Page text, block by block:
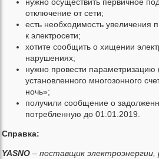
нужно осуществить первичное
отключение от сети;
есть необходимость увеличения
к электросети;
хотите сообщить о хищении
нарушениях;
нужно провести
установленного многозонного
ночь»;
получили сообщение о
потребленную до 01.01.2019.
Справка:
YASNO – поставщик электроэнергии,